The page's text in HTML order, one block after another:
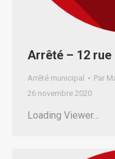
Arrêté – 12 rue
Arrêté municipal Par
26 novembre 2020
Loading Viewer…